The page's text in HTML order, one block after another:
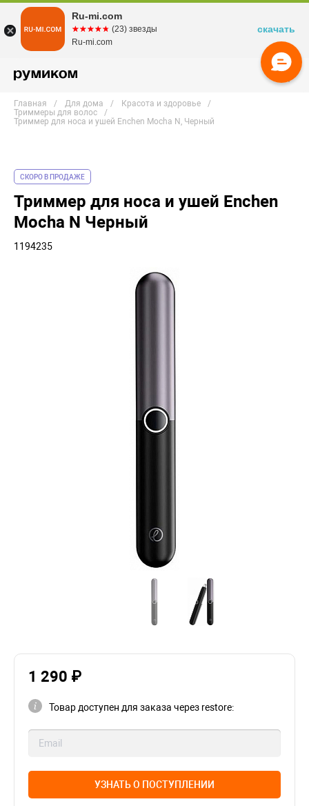
Главная Для дома
Красота и здоровье
Триммеры для волос
Триммер для носа и ушей Enchen Mocha N, Черный
СКОРО В ПРОДАЖЕ
Триммер для носа и ушей Enchen
Mocha N Черный
1194235
1 290 ₽
Товар доступен для заказа через restore:
УЗНАТЬ О ПОСТУПЛЕНИИ
Ru-mi.com
☆☆☆☆☆
★★★★★ (23) звезды
Ru-mi.com
скачать